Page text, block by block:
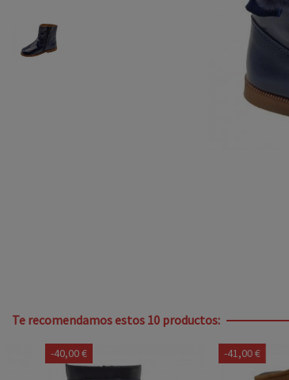
Te recomendamos estos 10 productos:
-40,00 € -41,00 €